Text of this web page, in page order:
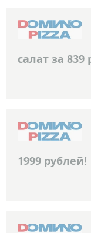
салат за 839
1999 рублей!